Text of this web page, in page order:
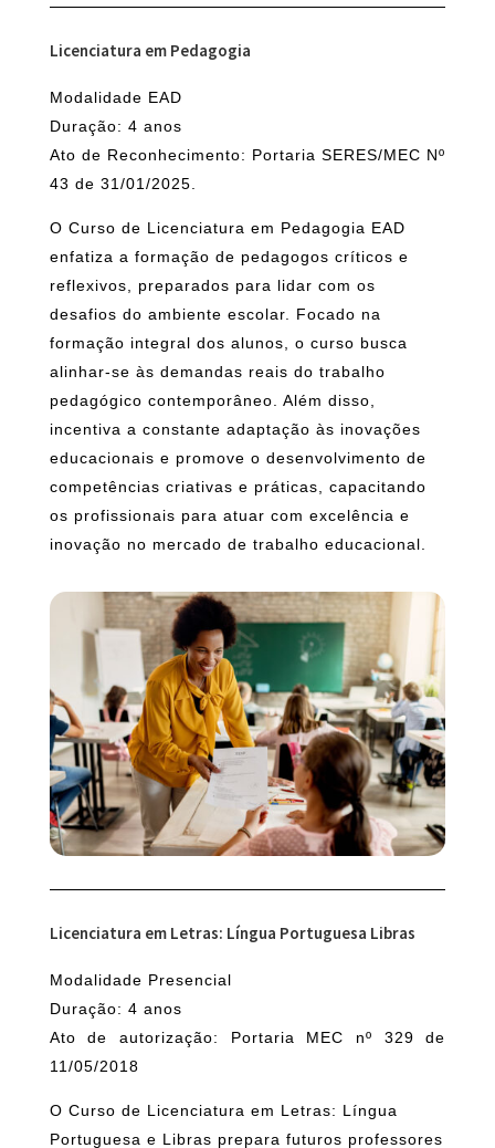
Licenciatura em Pedagogia
Modalidade EAD
Duração: 4 anos
Ato de Reconhecimento: Portaria SERES/MEC Nº
43 de 31/01/2025.
O Curso de Licenciatura em Pedagogia EAD
enfatiza a formação de pedagogos críticos e
reflexivos, preparados para lidar com os
desafios do ambiente escolar. Focado na
formação integral dos alunos, o curso busca
alinhar-se às demandas reais do trabalho
pedagógico contemporâneo. Além disso,
incentiva a constante adaptação às inovações
educacionais e promove o desenvolvimento de
competências criativas e práticas, capacitando
os profissionais para atuar com excelência e
inovação no mercado de trabalho educacional.
Licenciatura em Letras: Língua Portuguesa Libras
Modalidade Presencial
Duração: 4 anos
Ato de autorização: Portaria MEC nº 329 de
11/05/2018
O Curso de Licenciatura em Letras: Língua
Portuguesa e Libras prepara futuros professores